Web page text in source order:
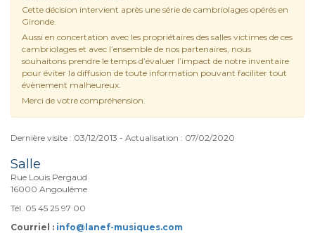
Cette décision intervient après une série de cambriolages opérés en
Gironde.
Aussi en concertation avec les propriétaires des salles victimes de ces
cambriolages et avec l’ensemble de nos partenaires, nous
souhaitons prendre le temps d’évaluer l’impact de notre inventaire
pour éviter la diffusion de toute information pouvant faciliter tout
évènement malheureux.
Merci de votre compréhension.
Dernière visite : 03/12/2013 - Actualisation : 07/02/2020
Salle
Rue Louis Pergaud
16000 Angoulême
Tél. 05 45 25 97 00
Courriel : info@lanef-musiques.com